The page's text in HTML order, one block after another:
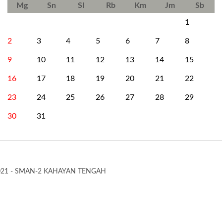
Mg Sn Sl Rb Km Jm Sb
1
2 3 4 5 6 7 8
9 10 11 12 13 14 15
16 17 18 19 20 21 22
23 24 25 26 27 28 29
30 31
- SMAN-2 KAHAYAN TENGAH